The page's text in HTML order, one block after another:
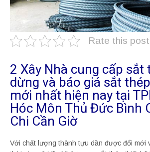
Rate this post
2 Xây Nhà cung cấp sắt
dừng và báo giá sắt
mới nhất hiện nay tại
Hóc Môn Thủ Đức Bình
Chi Cần Giờ
Với chất lượng thành tựu dần được đổi mới